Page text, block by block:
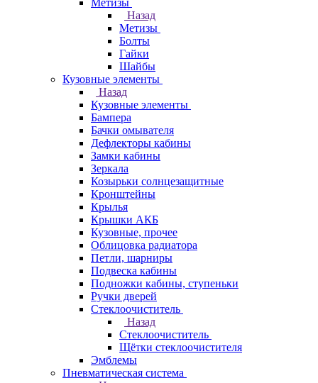
Метизы
Назад
Метизы
Болты
Гайки
Шайбы
Кузовные элементы
Назад
Кузовные элементы
Бампера
Бачки омывателя
Дефлекторы кабины
Замки кабины
Зеркала
Козырьки солнцезащитные
Кронштейны
Крылья
Крышки АКБ
Кузовные, прочее
Облицовка радиатора
Петли, шарниры
Подвеска кабины
Подножки кабины, ступеньки
Ручки дверей
Стеклоочиститель
Назад
Стеклоочиститель
Щётки стеклоочистителя
Эмблемы
Пневматическая система